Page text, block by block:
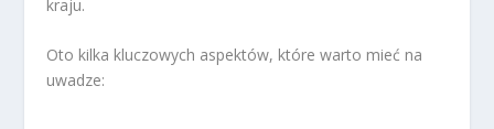
kraju.
Oto kilka kluczowych aspektów, które warto mieć na
uwadze: